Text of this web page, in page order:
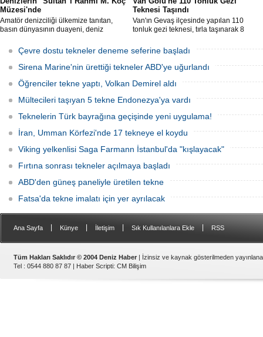
Müzesi'nde
Amatör denizciliği ülkemize tanıtan,
basın dünyasının duayeni, deniz
isimli klasik yelkenli, Klasik Tekneler
Platformu tarafından düzenlenen
“Yedinci Klasik Tekneler Buluşması’’
kapsamında gerçekleştirilen törenle
Rahmi M. Koç Müzesi Denizcilik
Teknesi Taşındı
Van'ın Gevaş ilçesinde yapılan 110
tonluk gezi teknesi, tırla taşınarak 8
Çevre dostu tekneler deneme seferine başladı
Sirena Marine'nin ürettiği tekneler ABD'ye uğurlandı
Öğrenciler tekne yaptı, Volkan Demirel aldı
Mültecileri taşıyan 5 tekne Endonezya'ya vardı
Teknelerin Türk bayrağına geçişinde yeni uygulama!
İran, Umman Körfezi'nde 17 tekneye el koydu
Viking yelkenlisi Saga Farmann İstanbul'da "kışlayacak"
Fırtına sonrası tekneler açılmaya başladı
ABD'den güneş paneliyle üretilen tekne
Fatsa'da tekne imalatı için yer ayrılacak
Ana Sayfa Künye İletişim Sık Kullanılanlara Ekle RSS
Tüm Hakları Saklıdır © 2004 Deniz Haber | İzinsiz ve kaynak gösterilmeden
Tel : 0544 880 87 87 | Haber Scripti: CM Bilişim